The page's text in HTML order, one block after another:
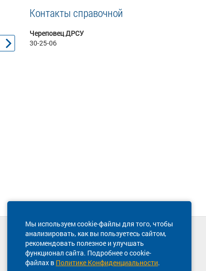
Контакты справочной
Череповец ДРСУ
30-25-06
Мы используем cookie-файлы для того, чтобы
анализировать, как вы пользуетесь сайтом,
рекомендовать полезное и улучшать
функционал сайта. Подробнее о cookie-
файлах в Политике Конфиденциальности.
Техническая поддержка сайта
8 800 600-03-38